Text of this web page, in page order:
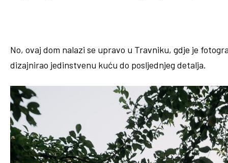
No, ovaj dom nalazi se upravo u Travniku, gdje je
dizajnirao jedinstvenu kuću do posljednjeg detalja.